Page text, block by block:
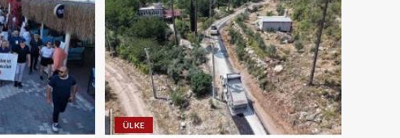
ÜLKE